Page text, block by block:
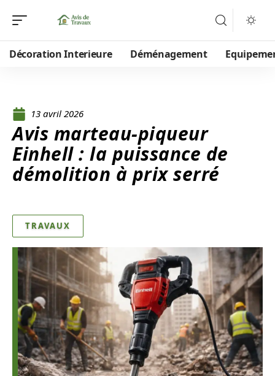
Décoration Interieure Déménagement
13 avril 2026
Avis marteau-piqueur
Einhell : la puissance de
démolition à prix serré
TRAVAUX